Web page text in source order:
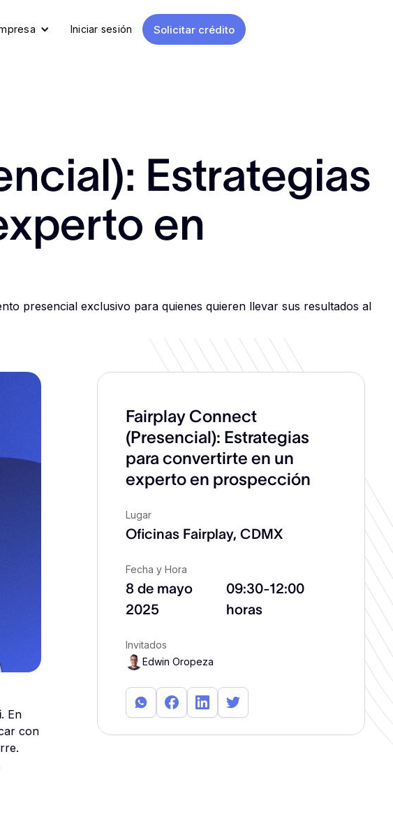
Iniciar sesión Solicitar crédito
Estrategias
en
presencial exclusivo para quienes quieren llevar sus resultados al
. En
con
Fairplay Connect
(Presencial): Estrategias
para convertirte en un
experto en prospección
Lugar
Oficinas Fairplay, CDMX
Fecha y Hora
8 de mayo
2025
09:30-12:00
horas
Invitados
Edwin Oropeza